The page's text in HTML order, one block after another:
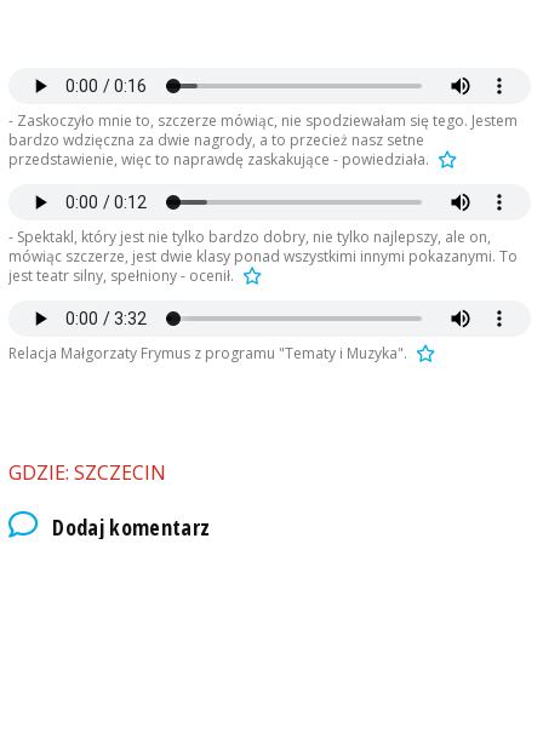
- Zaskoczyło mnie to, szczerze mówiąc, nie spodziewałam się tego. Jestem
bardzo wdzięczna za dwie nagrody, a to przecież nasz setne
przedstawienie, więc to naprawdę zaskakujące - powiedziała.
- Spektakl, który jest nie tylko bardzo dobry, nie tylko najlepszy, ale on,
mówiąc szczerze, jest dwie klasy ponad wszystkimi innymi pokazanymi. To
jest teatr silny, spełniony - ocenił.
Relacja Małgorzaty Frymus z programu "Tematy i Muzyka".
GDZIE: SZCZECIN
Dodaj komentarz